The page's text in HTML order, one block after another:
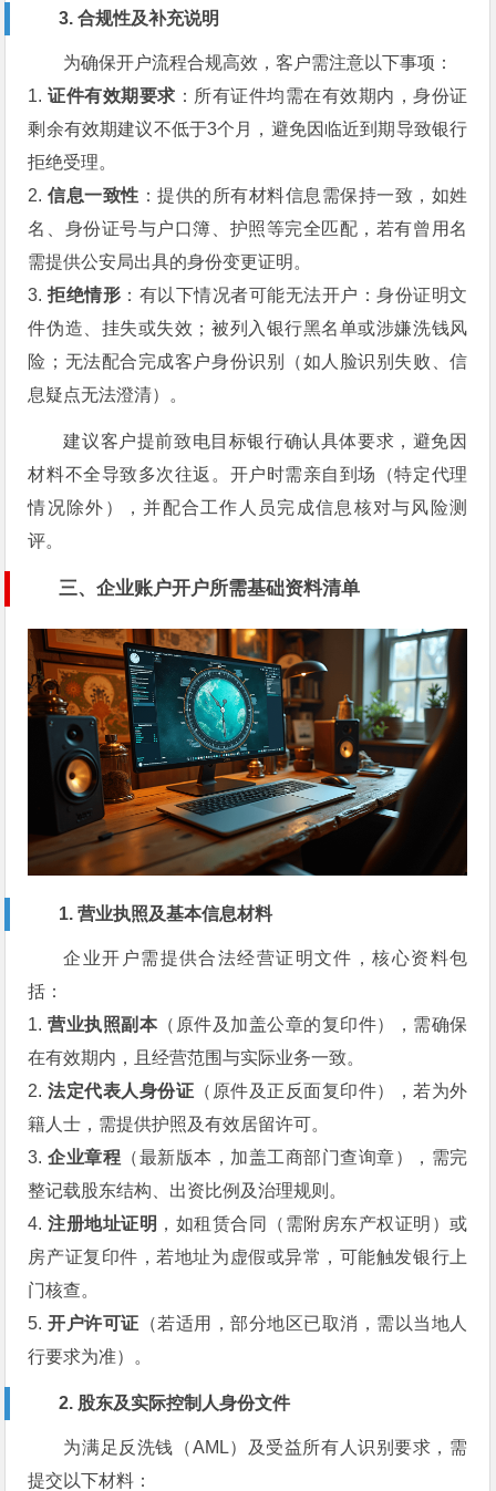
3. 合规性及补充说明
为确保开户流程合规高效，客户需注意以下事项：
1. 证件有效期要求 ：所有证件均需在有效期内，身份证
剩余有效期建议不低于3个月，避免因临近到期导致银行
拒绝受理。
2. 信息一致性 ：提供的所有材料信息需保持一致，如姓
名、身份证号与户口簿、护照等完全匹配，若有曾用名
需提供公安局出具的身份变更证明。
3. 拒绝情形 ：有以下情况者可能无法开户：身份证明文
件伪造、挂失或失效；被列入银行黑名单或涉嫌洗钱风
险；无法配合完成客户身份识别（如人脸识别失败、信
息疑点无法澄清）。
建议客户提前致电目标银行确认具体要求，避免因
材料不全导致多次往返。开户时需亲自到场（特定代理
情况除外），并配合工作人员完成信息核对与风险测
评。
三、企业账户开户所需基础资料清单
1. 营业执照及基本信息材料
企业开户需提供合法经营证明文件，核心资料包
括：
1. 营业执照副本（原件及加盖公章的复印件），需确保
在有效期内，且经营范围与实际业务一致。
2. 法定代表人身份证 （原件及正反面复印件），若为外
籍人士，需提供护照及有效居留许可。
3. 企业章程 （最新版本，加盖工商部门查询章），需完
整记载股东结构、出资比例及治理规则。
4. 注册地址证明 ，如租赁合同（需附房东产权证明）或
房产证复印件，若地址为虚假或异常，可能触发银行上
门核查。
5. 开户许可证 （若适用，部分地区已取消，需以当地人
行要求为准）。
2. 股东及实际控制人身份文件
为满足反洗钱（AML）及受益所有人识别要求，需
提交以下材料：